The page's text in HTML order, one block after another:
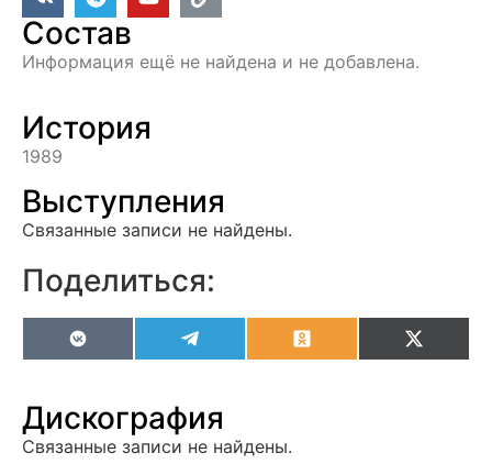
Состав
Информация ещё не найдена и не добавлена.
История
1989
Выступления
Связанные записи не найдены.
Поделиться:
VK OdnoklassnikiX
Дискография
Связанные записи не найдены.